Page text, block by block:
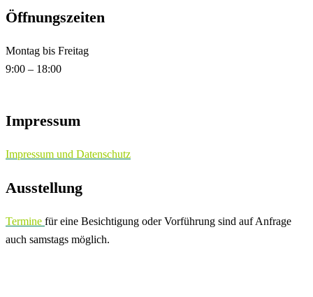
Öffnungszeiten
Montag bis Freitag
9:00 – 18:00
Impressum
Impressum und Datenschutz
Ausstellung
Termine für eine Besichtigung oder Vorführung sind auf Anfrage
auch samstags möglich.